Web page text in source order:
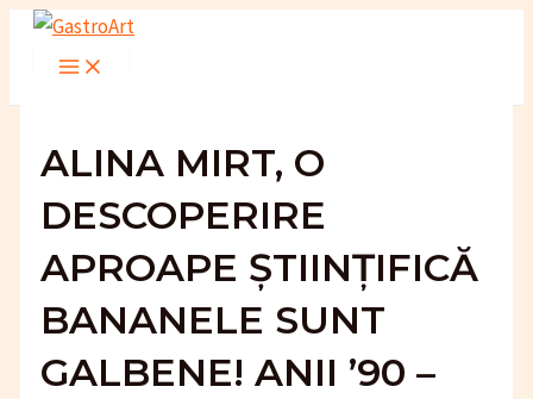
Skip
Main
ALINA MIRT, O
DESCOPERIRE
APROAPE ȘTIINȚIFICĂ
BANANELE SUNT
GALBENE! ANII ’90 –